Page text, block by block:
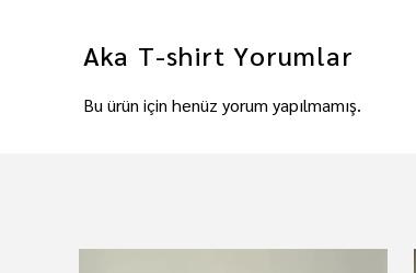
Aka T-shirt Yorumlar
Bu ürün için henüz yorum yapılmamış.